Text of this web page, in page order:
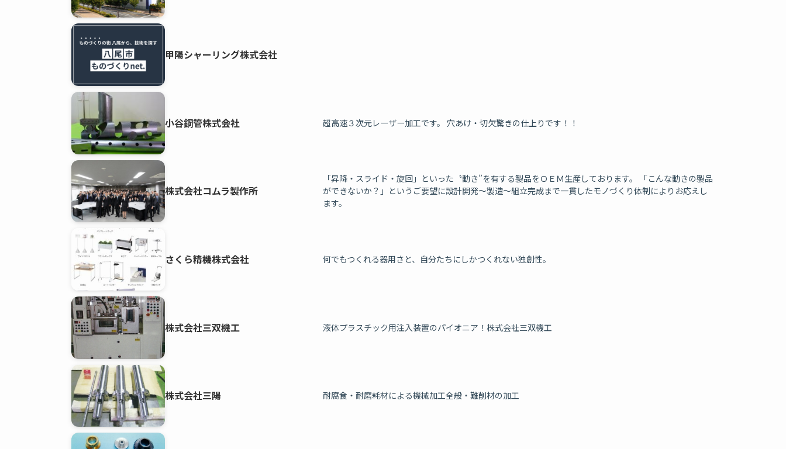
甲陽シャーリング株式会社
小谷鋼管株式会社 超高速３次元レーザー加工です。 穴あけ・切欠驚きの仕上りです！！
株式会社コムラ製作所
「昇降・スライド・旋回」といった〝動き”を有する製品をＯＥＭ生産しております。 「こんな動きの製品
ができないか？」というご要望に設計開発～製造～組立完成まで一貫したモノづくり体制によりお応えし
ます。
さくら精機株式会社 何でもつくれる器用さと、自分たちにしかつくれない独創性。
株式会社三双機工 液体プラスチック用注入装置のパイオニア！株式会社三双機工
株式会社三陽 耐腐食・耐磨耗材による機械加工全般・難削材の加工